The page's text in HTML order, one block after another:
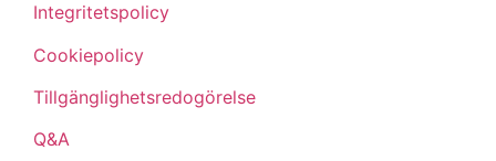
Integritetspolicy
Cookiepolicy
Tillgänglighetsredogörelse
Q&A